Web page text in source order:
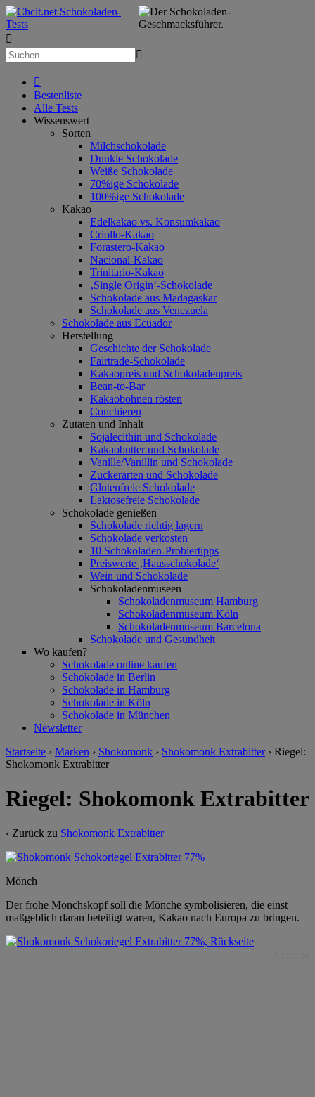



Bestenliste
Alle Tests
Wissenswert
Sorten
Milchschokolade
Dunkle Schokolade
Weiße Schokolade
70%ige Schokolade
100%ige Schokolade
Kakao
Edelkakao vs. Konsumkakao
Criollo-Kakao
Forastero-Kakao
Nacional-Kakao
Trinitario-Kakao
‚Single Origin‘-Schokolade
Schokolade aus Madagaskar
Schokolade aus Venezuela
Schokolade aus Ecuador
Herstellung
Geschichte der Schokolade
Fairtrade-Schokolade
Kakaopreis und Schokoladenpreis
Bean-to-Bar
Kakaobohnen rösten
Conchieren
Zutaten und Inhalt
Sojalecithin und Schokolade
Kakaobutter und Schokolade
Vanille/Vanillin und Schokolade
Zuckerarten und Schokolade
Glutenfreie Schokolade
Laktosefreie Schokolade
Schokolade genießen
Schokolade richtig lagern
Schokolade verkosten
10 Schokoladen-Probiertipps
Preiswerte ‚Hausschokolade‘
Wein und Schokolade
Schokoladenmuseen
Schokoladenmuseum Hamburg
Schokoladenmuseum Köln
Schokoladenmuseum Barcelona
Schokolade und Gesundheit
Wo kaufen?
Schokolade online kaufen
Schokolade in Berlin
Schokolade in Hamburg
Schokolade in Köln
Schokolade in München
Newsletter
Startseite › Marken › Shokomonk › Shokomonk Extrabitter › Riegel:
Shokomonk Extrabitter
Riegel: Shokomonk Extrabitter
‹ Zurück zu Shokomonk Extrabitter
Mönch
Der frohe Mönchskopf soll die Mönche symbolisieren, die einst
maßgeblich daran beteiligt waren, Kakao nach Europa zu bringen.